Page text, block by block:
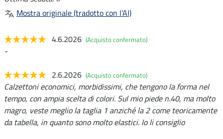
Mostra originale (tradotto con l'AI)
4.6.2026 (Acquisto confermato)
-
2.6.2026 (Acquisto confermato)
Calzettoni economici, morbidissimi, che tengono la forma nel
tempo, con ampia scelta di colori. Sul mio piede n.40, ma molto
magro, veste meglio la taglia 1 anziché la 2 come teoricamente
da tabella, in quanto sono molto elastici. Io li consiglio